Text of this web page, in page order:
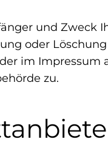
und Zweck
oder
im Impressum
zu.